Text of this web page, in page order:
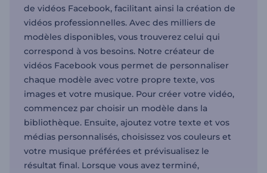
de vidéos Facebook, facilitant ainsi la création de
vidéos professionnelles. Avec des milliers de
modèles disponibles, vous trouverez celui qui
correspond à vos besoins. Notre créateur de
vidéos Facebook vous permet de personnaliser
chaque modèle avec votre propre texte, vos
images et votre musique. Pour créer votre vidéo,
commencez par choisir un modèle dans la
bibliothèque. Ensuite, ajoutez votre texte et vos
médias personnalisés, choisissez vos couleurs et
votre musique préférées et prévisualisez le
résultat final. Lorsque vous avez terminé,